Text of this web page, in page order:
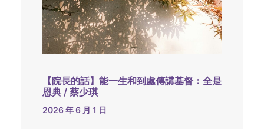
【院長的話】能一生和到處傳講基督：全是
恩典 / 蔡少琪
2026 年 6 月 1 日